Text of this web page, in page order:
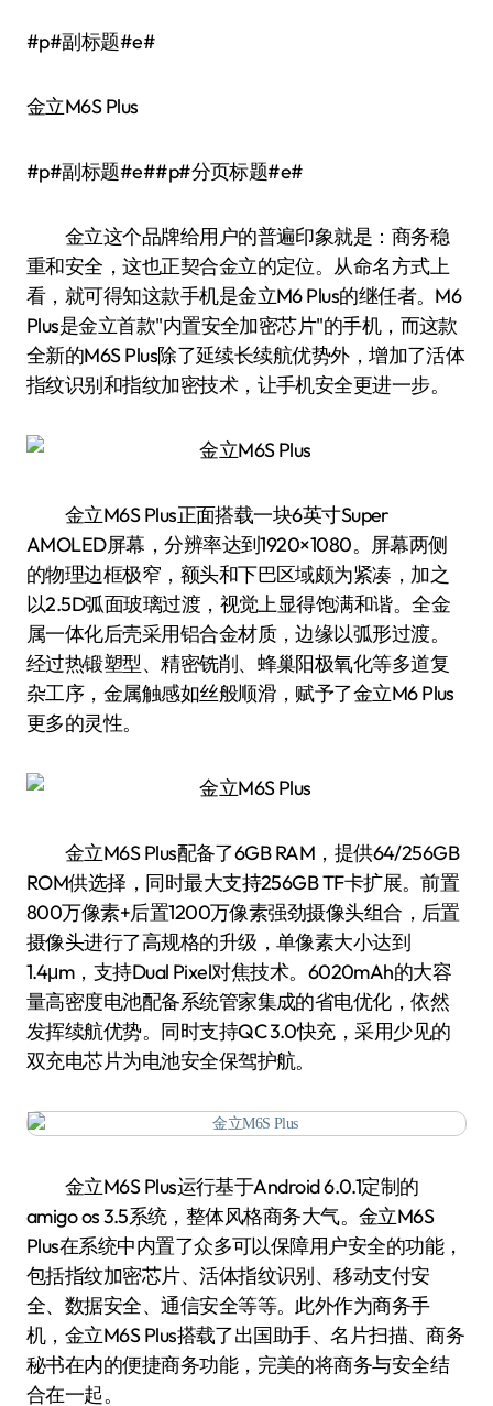
#p#副标题#e#
金立M6S Plus
#p#副标题#e##p#分页标题#e#
金立这个品牌给用户的普遍印象就是：商务稳
重和安全，这也正契合金立的定位。从命名方式上
看，就可得知这款手机是金立M6 Plus的继任者。M6
Plus是金立首款"内置安全加密芯片"的手机，而这款
全新的M6S Plus除了延续长续航优势外，增加了活体
指纹识别和指纹加密技术，让手机安全更进一步。
金立M6S Plus正面搭载一块6英寸Super
AMOLED屏幕，分辨率达到1920×1080。屏幕两侧
的物理边框极窄，额头和下巴区域颇为紧凑，加之
以2.5D弧面玻璃过渡，视觉上显得饱满和谐。全金
属一体化后壳采用铝合金材质，边缘以弧形过渡。
经过热锻塑型、精密铣削、蜂巢阳极氧化等多道复
杂工序，金属触感如丝般顺滑，赋予了金立M6 Plus
更多的灵性。
金立M6S Plus配备了6GB RAM，提供64/256GB
ROM供选择，同时最大支持256GB TF卡扩展。前置
800万像素+后置1200万像素强劲摄像头组合，后置
摄像头进行了高规格的升级，单像素大小达到
1.4μm，支持Dual Pixel对焦技术。6020mAh的大容
量高密度电池配备系统管家集成的省电优化，依然
发挥续航优势。同时支持QC 3.0快充，采用少见的
双充电芯片为电池安全保驾护航。
金立M6S Plus运行基于Android 6.0.1定制的
amigo os 3.5系统，整体风格商务大气。金立M6S
Plus在系统中内置了众多可以保障用户安全的功能，
包括指纹加密芯片、活体指纹识别、移动支付安
全、数据安全、通信安全等等。此外作为商务手
机，金立M6S Plus搭载了出国助手、名片扫描、商务
秘书在内的便捷商务功能，完美的将商务与安全结
合在一起。